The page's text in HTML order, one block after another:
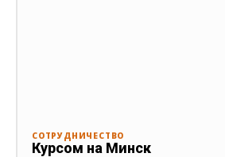
СОТРУДНИЧЕСТВО
Курсом на Минск